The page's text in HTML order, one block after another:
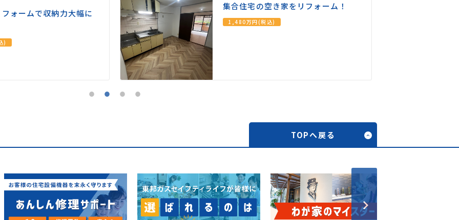
ォームで収納力大幅に
)
集合住宅の空き家をリフォーム！
1,480万円(税込)
TOPへ戻る